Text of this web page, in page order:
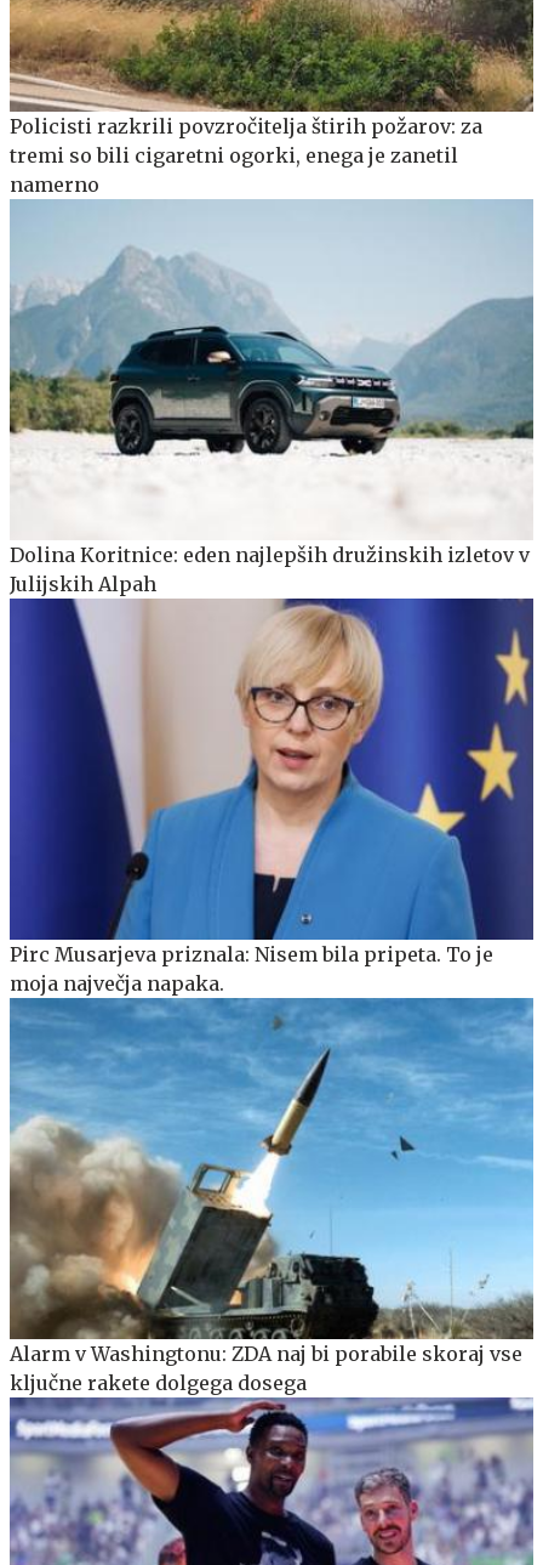
Policisti razkrili povzročitelja štirih požarov: za
tremi so bili cigaretni ogorki, enega je zanetil
namerno
Dolina Koritnice: eden najlepših družinskih izletov v
Julijskih Alpah
Pirc Musarjeva priznala: Nisem bila pripeta. To je
moja največja napaka.
Alarm v Washingtonu: ZDA naj bi porabile skoraj vse
ključne rakete dolgega dosega